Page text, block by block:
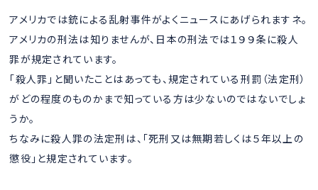
アメリカでは銃による乱射事件がよくニュースにあげられますネ。
アメリカの刑法は知りませんが、日本の刑法では１９９条に殺人
罪が規定されています。
「殺人罪」と聞いたことはあっても、規定されている刑罰（法定刑）
がどの程度のものかまで知っている方は少ないのではないでしょ
うか。
ちなみに殺人罪の法定刑は、「死刑又は無期若しくは５年以上の
懲役」と規定されています。